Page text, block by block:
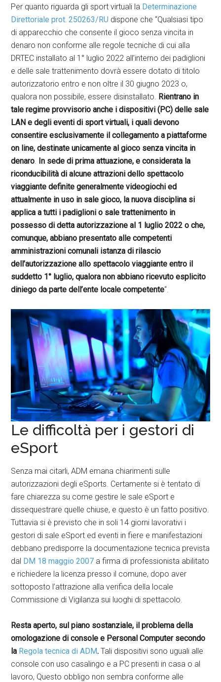
Per quanto riguarda gli sport virtuali la Determinazione
Direttoriale prot. 250263/RU dispone che “Qualsiasi tipo
di apparecchio che consente il gioco senza vincita in
denaro non conforme alle regole tecniche di cui alla
DRTEC installato al 1° luglio 2022 all’interno dei padiglioni
e delle sale trattenimento dovrà essere dotato di titolo
autorizzatorio entro e non oltre il 30 giugno 2023 o,
qualora non possibile, essere disinstallato. Rientrano in
tale regime provvisorio anche i dispositivi (PC) delle sale
LAN e degli eventi di sport virtuali, i quali devono
consentire esclusivamente il collegamento a piattaforme
on line, destinate unicamente al gioco senza vincita in
denaro. In sede di prima attuazione, e considerata la
riconducibilità di alcune attrazioni dello spettacolo
viaggiante definite generalmente videogiochi ed
attualmente in uso in sale gioco, la nuova disciplina si
applica a tutti i padiglioni o sale trattenimento in
possesso di detta autorizzazione al 1 luglio 2022 o che,
comunque, abbiano presentato alle competenti
amministrazioni comunali istanza di rilascio
dell’autorizzazione allo spettacolo viaggiante entro il
suddetto 1° luglio, qualora non abbiano ricevuto esplicito
diniego da parte dell’ente locale competente“.
Le difficoltà per i gestori di
eSport
Senza mai citarli, ADM emana chiarimenti sulle
autorizzazioni degli eSports. Certamente si è tentato di
fare chiarezza su come gestire le sale eSport e
dissequestrare quelle chiuse, e questo è un fatto positivo.
Tuttavia si è previsto che in soli 14 giorni lavorativi i
gestori di sale eSport ed eventi in fiere e manifestazioni
debbano predisporre la documentazione tecnica prevista
dal DM 18 maggio 2007 a firma di professionista abilitato
e richiedere la licenza presso il comune, dopo aver
sottoposto l’attrazione alla verifica della locale
Commissione di Vigilanza sui luoghi di spettacolo.
Resta aperto, sul piano sostanziale, il problema della
omologazione diconsole e Personal Computer secondo
la Regola tecnica di ADM.Tali dispositivi sono uguali alle
console con uso casalingo e a PC presenti in casa o al
lavoro, Questo obbligo non sembra conforme alle